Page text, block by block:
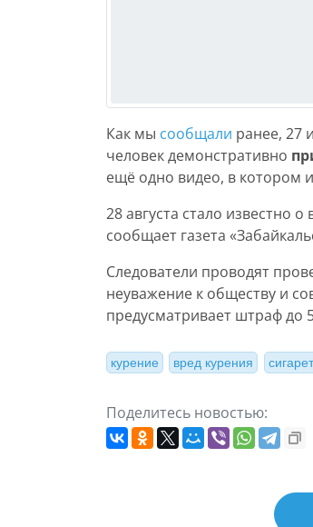
Как мы сообщали ранее, 27
человек демонстративно
ещё одно видео, в котором
28 августа стало известно
сообщает газета
Следователи проводят
неуважение к обществу и
предусматривает штраф до
курение вред курения
Поделитесь новостью: